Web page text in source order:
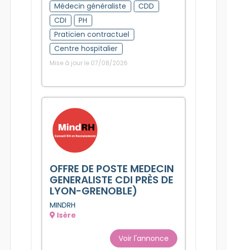
Médecin généraliste
CDD
CDI
PH
Praticien contractuel
Centre hospitalier
Mise à jour le 07/08/2026
OFFRE DE POSTE MEDECIN
GENERALISTE CDI PRÈS DE
LYON-GRENOBLE)
MINDRH
Isère
Voir l'annonce